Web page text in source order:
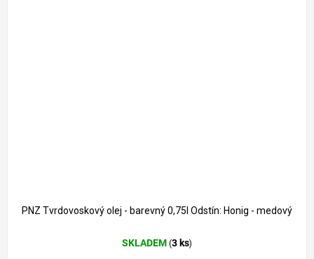
PNZ Tvrdovoskový olej - barevný 0,75l Odstín: Honig - medový
SKLADEM (3 ks)